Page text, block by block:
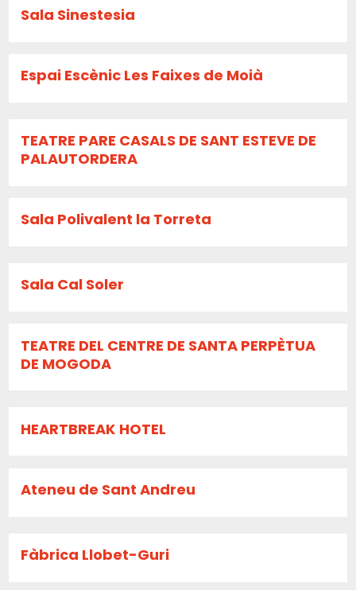
Sala Sinestesia
Espai Escènic Les Faixes de Moià
TEATRE PARE CASALS DE SANT ESTEVE DE
PALAUTORDERA
Sala Polivalent la Torreta
Sala Cal Soler
TEATRE DEL CENTRE DE SANTA PERPÈTUA
DE MOGODA
HEARTBREAK HOTEL
Ateneu de Sant Andreu
Fàbrica Llobet-Guri